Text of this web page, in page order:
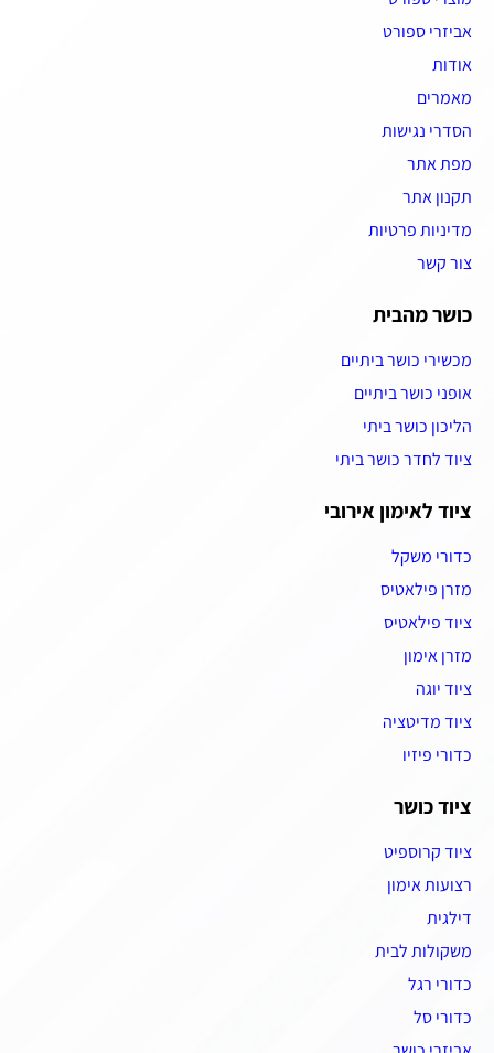
אביזרי ספורט
אודות
מאמרים
הסדרי נגישות
מפת אתר
תקנון אתר
מדיניות פרטיות
צור קשר
כושר מהבית
מכשירי כושר ביתיים
אופני כושר ביתיים
הליכון כושר ביתי
ציוד לחדר כושר ביתי
ציוד לאימון אירובי
כדורי משקל
מזרן פילאטיס
ציוד פילאטיס
מזרן אימון
ציוד יוגה
ציוד מדיטציה
כדורי פיזיו
ציוד כושר
ציוד קרוספיט
רצועות אימון
דילגית
משקולות לבית
כדורי רגל
כדורי סל